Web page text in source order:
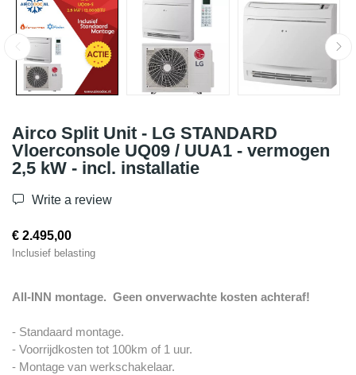
Airco Split Unit - LG STANDARD
Vloerconsole UQ09 / UUA1 - vermogen
2,5 kW - incl. installatie
Write a review
€ 2.495,00
Inclusief belasting
All-INN montage. Geen onverwachte kosten achteraf!
- Standaard montage.
- Voorrijdkosten tot 100km of 1 uur.
- Montage van werkschakelaar.